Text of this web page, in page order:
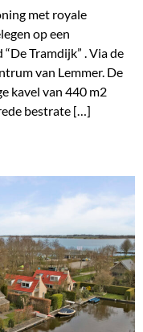
met royale
op een
Tramdijk” . Via de
van Lemmer. De
kavel van 440 m2
bestrate […]